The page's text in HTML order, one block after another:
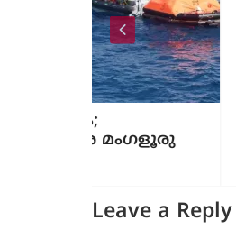
14കാരിയെ
Leave a Reply